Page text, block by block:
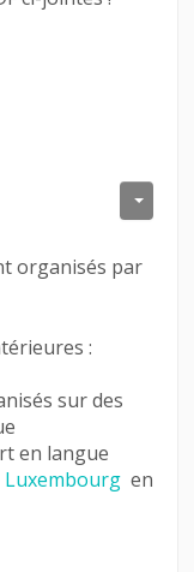
organisés par
:
sur des
en langue
en